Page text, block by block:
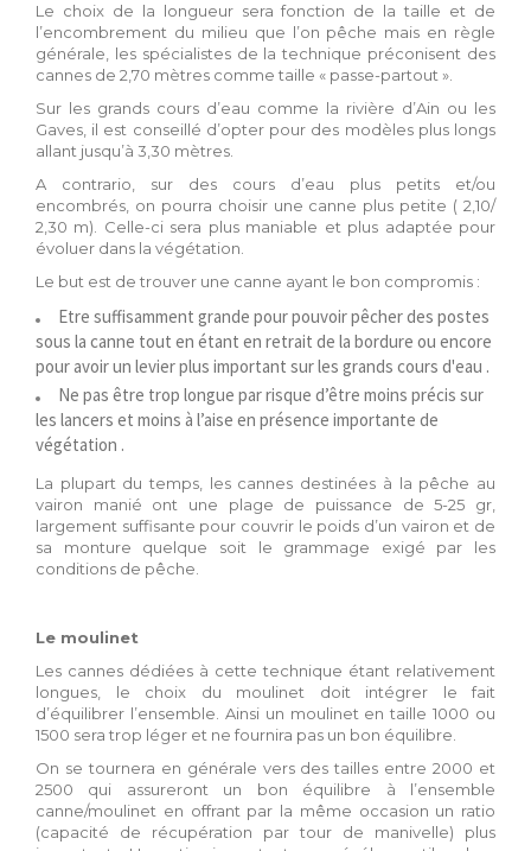
Le choix de la longueur sera fonction de la taille et de
l’encombrement du milieu que l’on pêche mais en règle
générale, les spécialistes de la technique préconisent des
cannes de 2,70 mètres comme taille « passe-partout ».
Sur les grands cours d’eau comme la rivière d’Ain ou les
Gaves, il est conseillé d’opter pour des modèles plus longs
allant jusqu’à 3,30 mètres.
A contrario, sur des cours d’eau plus petits et/ou
encombrés, on pourra choisir une canne plus petite ( 2,10/
2,30 m). Celle-ci sera plus maniable et plus adaptée pour
évoluer dans la végétation.
Le but est de trouver une canne ayant le bon compromis :
Etre suffisamment grande pour pouvoir pêcher des postes
sous la canne tout en étant en retrait de la bordure ou encore
pour avoir un levier plus important sur les grands cours d'eau .
Ne pas être trop longue par risque d’être moins précis sur
les lancers et moins à l’aise en présence importante de
végétation .
La plupart du temps, les cannes destinées à la pêche au
vairon manié ont une plage de puissance de 5-25 gr,
largement suffisante pour couvrir le poids d’un vairon et de
sa monture quelque soit le grammage exigé par les
conditions de pêche.
Le moulinet
Les cannes dédiées à cette technique étant relativement
longues, le choix du moulinet doit intégrer le fait
d’équilibrer l’ensemble. Ainsi un moulinet en taille 1000 ou
1500 sera trop léger et ne fournira pas un bon équilibre.
On se tournera en générale vers des tailles entre 2000 et
2500 qui assureront un bon équilibre à l’ensemble
canne/moulinet en offrant par la même occasion un ratio
(capacité de récupération par tour de manivelle) plus